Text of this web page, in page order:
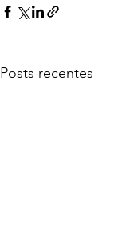
Posts recentes